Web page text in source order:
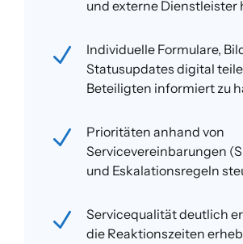
und externe Dienstleister
N Individuelle Formulare,
Statusupdates digital
Beteiligten informiert zu
N
Prioritäten anhand von
Servicevereinbarungen
und Eskalationsregeln
N Servicequalität deutlich
die Reaktionszeiten